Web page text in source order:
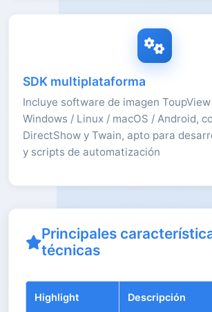
SDK multiplataforma
Incluye software de imagen
Windows / Linux / macOS / Android,
DirectShow y Twain, apto para
y scripts de automatización
Principales
técnicas
Highlight Descripción